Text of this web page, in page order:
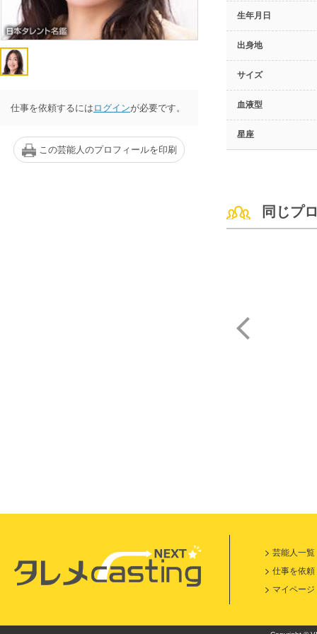
仕事を依頼するには ログインが必要です。
この芸能人のプロフィールを印刷
生年月日
出身地
サイズ
血液型
星座
同じプ
芸能人一覧
仕事を依頼
マイページ